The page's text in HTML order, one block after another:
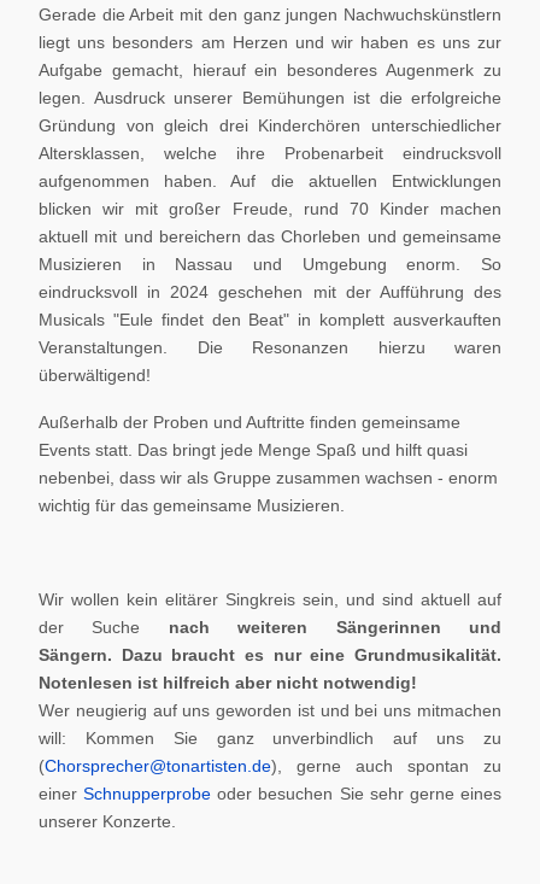
Gerade die Arbeit mit den ganz jungen Nachwuchskünstlern
liegt uns besonders am Herzen und wir haben es uns zur
Aufgabe gemacht, hierauf ein besonderes Augenmerk zu
legen. Ausdruck unserer Bemühungen ist die erfolgreiche
Gründung von gleich drei Kinderchören unterschiedlicher
Altersklassen, welche ihre Probenarbeit eindrucksvoll
aufgenommen haben. Auf die aktuellen Entwicklungen
blicken wir mit großer Freude, rund 70 Kinder machen
aktuell mit und bereichern das Chorleben und gemeinsame
Musizieren in Nassau und Umgebung enorm. So
eindrucksvoll in 2024 geschehen mit der Aufführung des
Musicals "Eule findet den Beat" in komplett ausverkauften
Veranstaltungen. Die Resonanzen hierzu waren
überwältigend!
Außerhalb der Proben und Auftritte finden gemeinsame
Events statt. Das bringt jede Menge Spaß und hilft quasi
nebenbei, dass wir als Gruppe zusammen wachsen - enorm
wichtig für das gemeinsame Musizieren.
Wir wollen kein elitärer Singkreis sein, und sind aktuell auf
der Suche nach weiteren Sängerinnen und
Sängern. Dazu braucht es nur eine Grundmusikalität.
Notenlesen ist hilfreich aber nicht notwendig!
Wer neugierig auf uns geworden ist und bei uns mitmachen
will: Kommen Sie ganz unverbindlich auf uns zu
(Chorsprecher@tonartisten.de), gerne auch spontan zu
einerSchnupperprobe oder besuchen Sie sehr gerne eines
unserer Konzerte.